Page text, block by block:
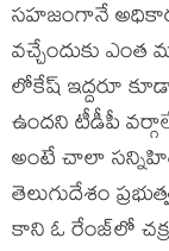
స‌హ‌జంగానే
వ‌చ్చేందుకు ఎంత
లోకేష్ ఇద్ద‌రూ
ఉంద‌ని టీడీపీ
అంటే చాలా
తెలుగుదేశం
కాని ఓ రేంజ్‌లో